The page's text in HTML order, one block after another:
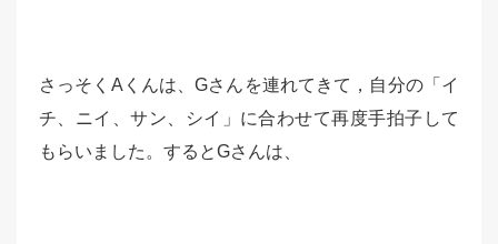
さっそくAくんは、Gさんを連れてきて，自分の「イ
チ、ニイ、サン、シイ」に合わせて再度手拍子して
もらいました。するとGさんは、